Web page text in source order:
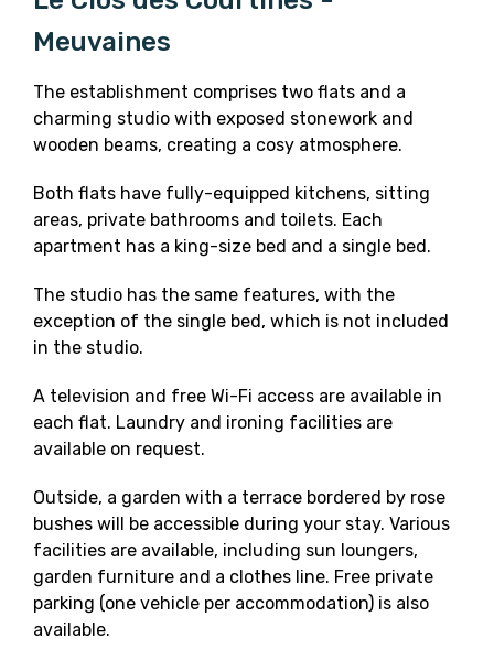
Meuvaines
The establishment comprises two flats and a
charming studio with exposed stonework and
wooden beams, creating a cosy atmosphere.
Both flats have fully-equipped kitchens, sitting
areas, private bathrooms and toilets. Each
apartment has a king-size bed and a single bed.
The studio has the same features, with the
exception of the single bed, which is not included
in the studio.
A television and free Wi-Fi access are available in
each flat. Laundry and ironing facilities are
available on request.
Outside, a garden with a terrace bordered by rose
bushes will be accessible during your stay. Various
facilities are available, including sun loungers,
garden furniture and a clothes line. Free private
parking (one vehicle per accommodation) is also
available.